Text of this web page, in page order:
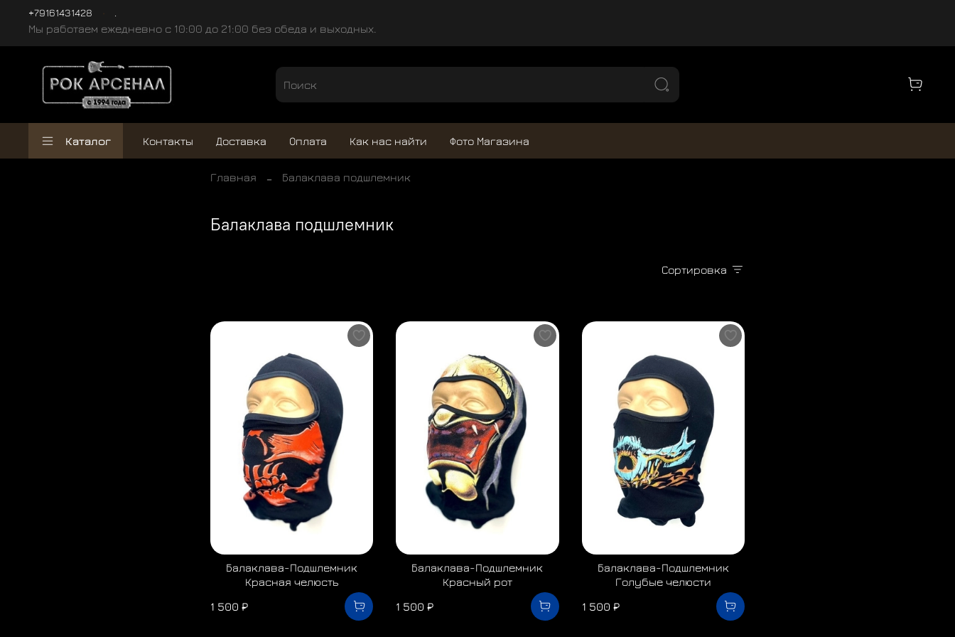
Мы работаем ежедневно с 10:00 до 21:00 без обеда и выходных.
+79161431428
Каталог Контакты Доставка Оплата Как нас найти Фото Магазина
Главная Балаклава подшлемник
Балаклава подшлемник
Сортировка
Балаклава-Подшлемник
Красная челюсть
1 500 ₽
Балаклава-Подшлемник
Красный рот
1 500 ₽
Балаклава-Подшлемник
Голубые челюсти
1 500 ₽